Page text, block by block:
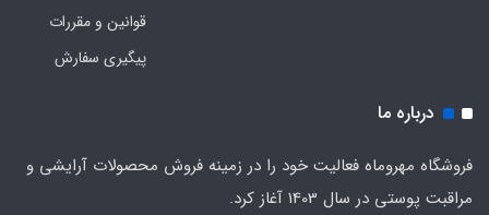
قوانین و مقررات
پیگیری سفارش
درباره ما
فروشگاه مهروماه فعالیت خود را در زمینه فروش محصولات آرایشی و
مراقبت پوستی در سال 1403 آغاز کرد.